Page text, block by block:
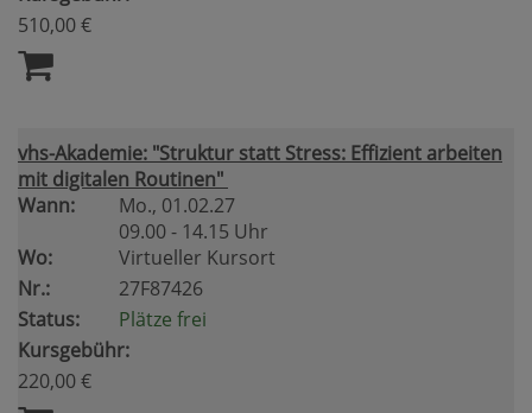
510,00 €
vhs-Akademie: "Struktur statt Stress: Effizient arbeiten
mit digitalen Routinen"
Wann:
Mo., 01.02.27
09.00 - 14.15 Uhr
Wo:
Virtueller Kursort
Nr.:
27F87426
Status:
Plätze frei
Kursgebühr:
220,00 €